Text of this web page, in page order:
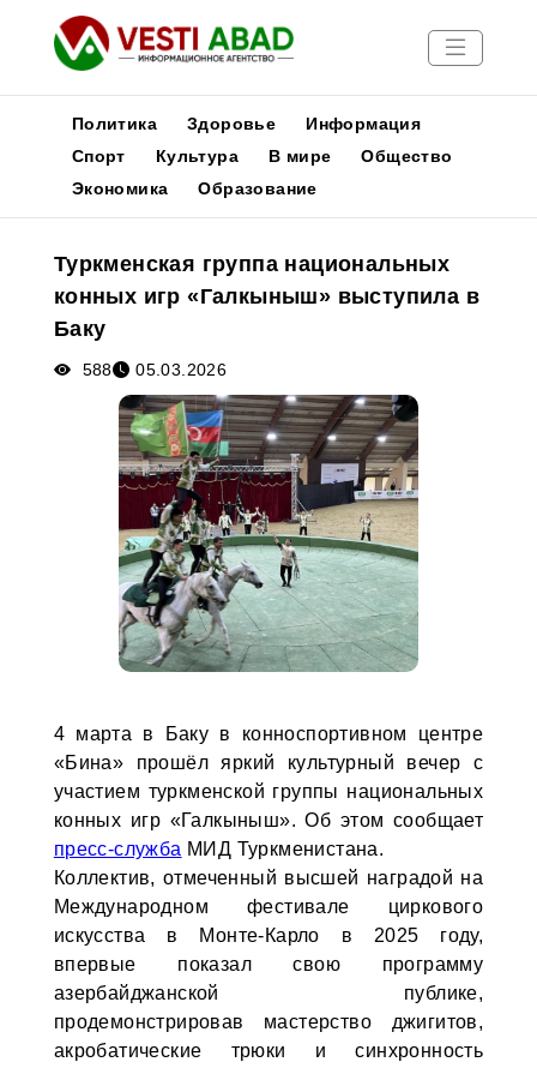
Новости
Медиа
Афиша
Политика Здоровье
Информация
Спорт
Культура В мире
Общество
Экономика
Образование
Туркменская группа национальных
конных игр «Галкыныш» выступила в
Баку
588 05.03.2026
4 марта в Баку в конноспортивном центре
«Бина» прошёл яркий культурный вечер с
участием туркменской группы национальных
конных игр «Галкыныш». Об этом сообщает
пресс-служба МИД Туркменистана.
Коллектив, отмеченный высшей наградой на
Международном фестивале циркового
искусства в Монте-Карло в 2025 году,
впервые показал свою программу
азербайджанской публике,
продемонстрировав мастерство джигитов,
акробатические трюки и синхронность